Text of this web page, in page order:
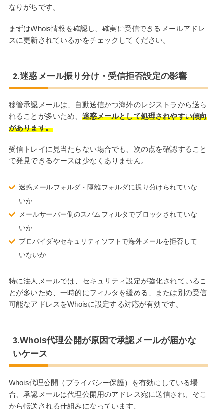
なりがちです。
まずはWhois情報を確認し、確実に受信できるメールアドレ
スに更新されているかをチェックしてください。
2.迷惑メール振り分け・受信拒否設定の影響
移管承認メールは、自動送信かつ海外のレジストラから送ら
れることが多いため、 迷惑メールとして処理されやすい傾向
があります。
受信トレイに見当たらない場合でも、次の点を確認すること
で発見できるケースは少なくありません。
迷惑メールフォルダ・隔離フォルダに振り分けられていな
いか
メールサーバー側のスパムフィルタでブロックされていな
いか
プロバイダやセキュリティソフトで海外メールを拒否して
いないか
特に法人メールでは、セキュリティ設定が強化されているこ
とが多いため、一時的にフィルタを緩める、または別の受信
可能なアドレスをWhoisに設定する対応が有効です。
3.Whois代理公開が原因で承認メールが届かな
いケース
Whois代理公開（プライバシー保護）を有効にしている場
合、承認メールは代理公開用のアドレス宛に送信され、そこ
から転送される仕組みになっています。